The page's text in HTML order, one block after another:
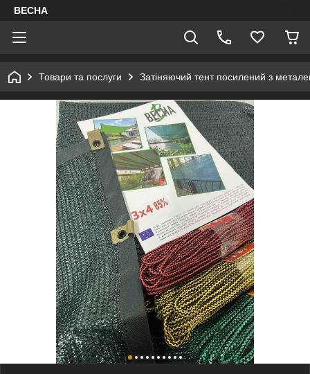
ВЕСНА
Товари та послуги Затіняючий тент посилений з